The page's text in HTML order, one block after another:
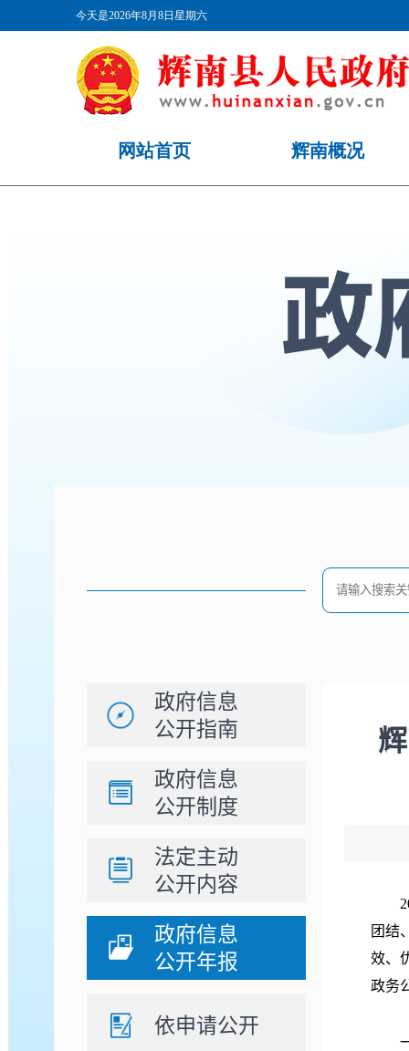
政府信息
公开指南
政府信息
公开制度
法定主动
公开内容
政府信息
公开年报
依申请公开
团结
效、
政务
一